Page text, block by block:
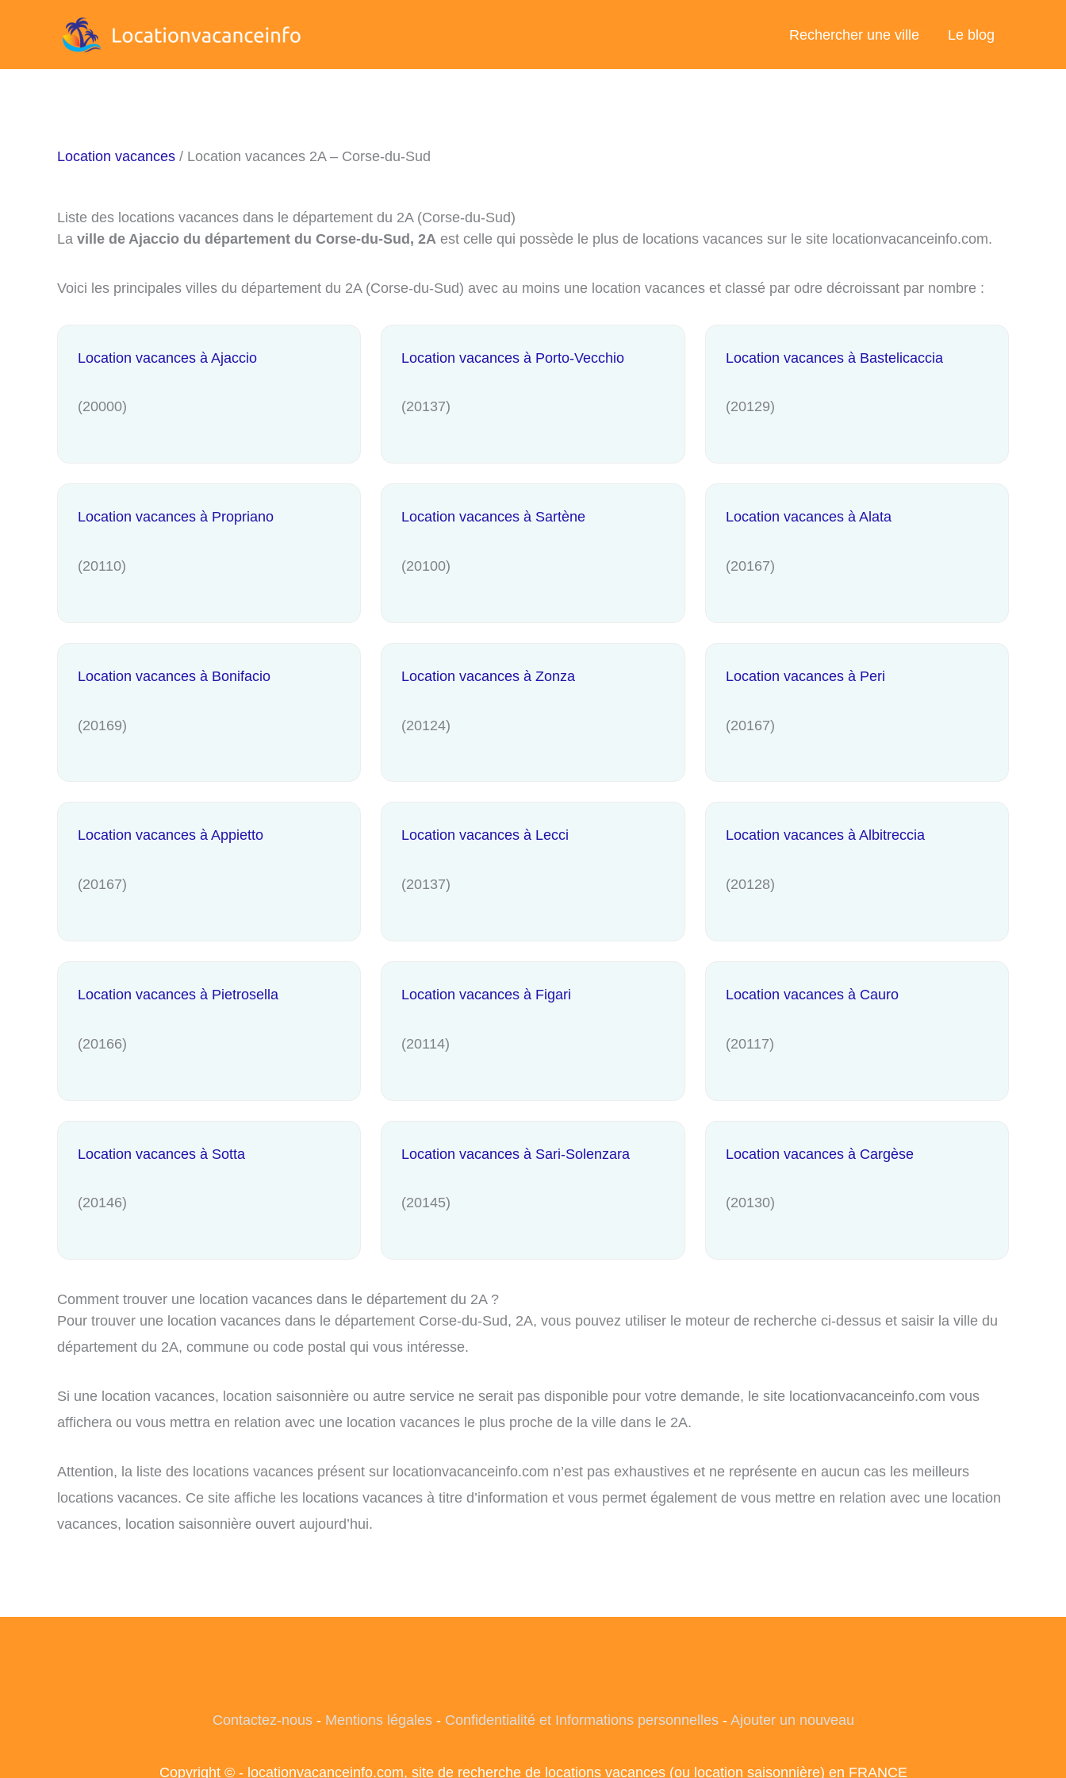
Rechercher une ville Le blog
Location vacances / Location vacances 2A – Corse-du-Sud
Liste des locations vacances dans le département du 2A (Corse-du-Sud)
La ville de Ajaccio du département du Corse-du-Sud, 2A est celle qui possède le plus de locations vacances sur le site locationvacanceinfo.com.
Voici les principales villes du département du 2A (Corse-du-Sud) avec au moins une location vacances et classé par odre décroissant par nombre :
Location vacances à Ajaccio
(20000)
Location vacances à Porto-Vecchio
(20137)
Location vacances à Bastelicaccia
(20129)
Location vacances à Propriano
(20110)
Location vacances à Sartène
(20100)
Location vacances à Alata
(20167)
Location vacances à Bonifacio
(20169)
Location vacances à Zonza
(20124)
Location vacances à Peri
(20167)
Location vacances à Appietto
(20167)
Location vacances à Lecci
(20137)
Location vacances à Albitreccia
(20128)
Location vacances à Pietrosella
(20166)
Location vacances à Figari
(20114)
Location vacances à Cauro
(20117)
Location vacances à Sotta
(20146)
Location vacances à Sari-Solenzara
(20145)
Location vacances à Cargèse
(20130)
Comment trouver une location vacances dans le département du 2A ?
Pour trouver une location vacances dans le département Corse-du-Sud, 2A, vous pouvez utiliser le moteur de recherche ci-dessus et saisir la ville du
département du 2A, commune ou code postal qui vous intéresse.
Si une location vacances, location saisonnière ou autre service ne serait pas disponible pour votre demande, le site locationvacanceinfo.com vous
affichera ou vous mettra en relation avec une location vacances le plus proche de la ville dans le 2A.
Attention, la liste des locations vacances présent sur locationvacanceinfo.com n’est pas exhaustives et ne représente en aucun cas les meilleurs
locations vacances. Ce site affiche les locations vacances à titre d’information et vous permet également de vous mettre en relation avec une location
vacances, location saisonnière ouvert aujourd’hui.
Contactez-nous- Mentions légales- Confidentialité et Informations personnelles- Ajouter un nouveau
Copyright © - locationvacanceinfo.com, site de recherche de locations vacances (ou location saisonnière) en FRANCE